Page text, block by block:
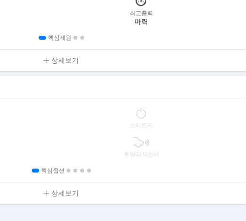
최고출력
마력
핵심제원
상세보기
스마트키
후방감지센서
핵심옵션
상세보기